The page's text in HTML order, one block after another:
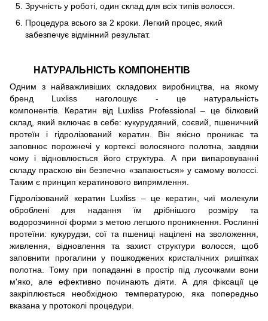
Зручність у роботі, один склад для всіх типів волосся.
Процедура всього за 2 кроки. Легкий процес, який
забезпечує відмінний результат.
НАТУРАЛЬНІСТЬ КОМПОНЕНТІВ
Одним з найважливіших складових виробництва, на якому
бренд Luxliss наголошує - це натуральність
компонентів. Кератин від Luxliss Professional – це білковий
склад, який включає в себе: кукурудзяний, соєвий, пшеничний
протеїн і гідролізований кератин. Він якісно проникає та
заповнює порожнечі у кортексі волосяного полотна, завдяки
чому і відновлюється його структура. А при випаровуванні
складу праскою він безпечно «запаюється» у самому волоссі.
Таким є принцип кератинового випрямлення.
Гідролізований кератин Luxliss – це кератин, чиї молекули
оброблені для надання їм дрібнішого розміру та
водорозчинної форми з метою легшого проникнення. Рослинні
протеїни: кукурудзи, сої та пшениці націлені на зволоження,
живлення, відновлення та захист структури волосся, щоб
заповнити прогалини у пошкоджених кристалічних ришітках
полотна. Тому при попаданні в простір під лусочками вони
м'яко, але ефективно починають діяти. А для фіксації це
закріплюється необхідною температурою, яка попередньо
вказана у протоколі процедури.